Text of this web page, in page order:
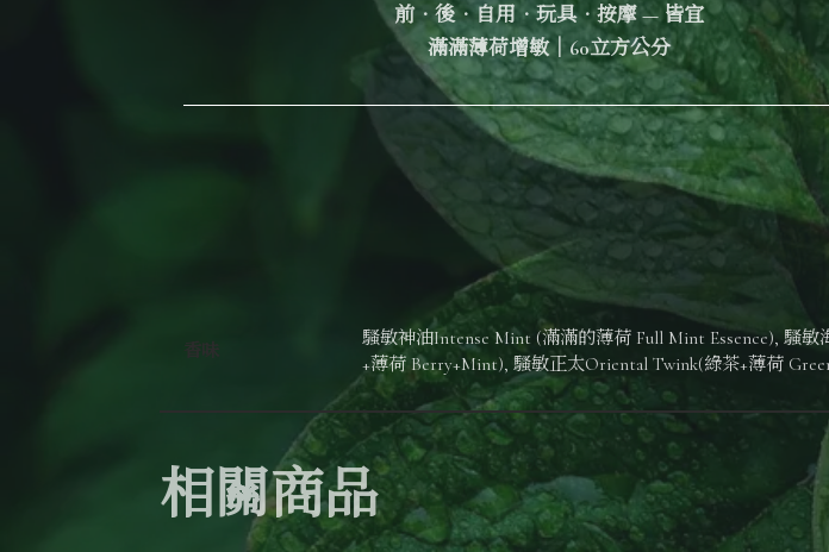
前．後．自用．玩具．按摩 — 皆宜
滿滿薄荷增敏｜60立方公分
香味
騷敏神油Intense Mint (滿滿的薄荷 Full Mint Essence), 騷
+薄荷 Berry+Mint), 騷敏正太Oriental Twink(綠茶+薄荷
相關商品